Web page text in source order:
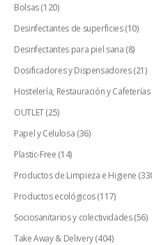
Bolsas(120)
Desinfectantes de superficies (10)
Desinfectantes para piel sana (8)
Dosificadores y Dispensadores (21)
Hostelería, Restauración y Cafeterías
OUTLET(25)
Papel y Celulosa (36)
Plastic-Free (14)
Productos de Limpieza e Higiene
Productos ecológicos(117)
Sociosanitarios y colectividades (56)
Take Away & Delivery(404)